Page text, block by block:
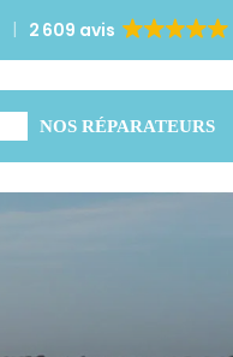
2 609 avis
NOS RÉPARATEURS